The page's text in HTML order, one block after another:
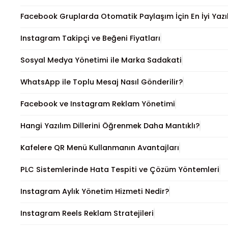
Facebook Gruplarda Otomatik Paylaşım İçin En İyi
Instagram Takipçi ve Beğeni Fiyatları
Sosyal Medya Yönetimi ile Marka Sadakati
WhatsApp ile Toplu Mesaj Nasıl Gönderilir?
Facebook ve Instagram Reklam Yönetimi
Hangi Yazılım Dillerini Öğrenmek Daha Mantıklı?
Kafelere QR Menü Kullanmanın Avantajları
PLC Sistemlerinde Hata Tespiti ve Çözüm Yöntemleri
Instagram Aylık Yönetim Hizmeti Nedir?
Instagram Reels Reklam Stratejileri